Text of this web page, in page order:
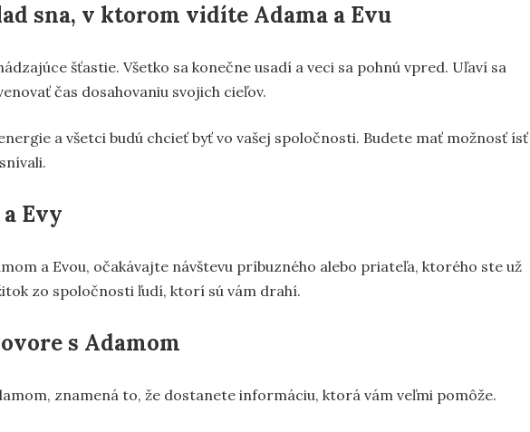
sna, v ktorom vidíte Adama a Evu
šťastie. Všetko sa konečne usadí a veci sa pohnú vpred. Uľaví sa
čas dosahovaniu svojich cieľov.
a všetci budú chcieť byť vo vašej spoločnosti. Budete mať možnosť ísť
Evy
a Evou, očakávajte návštevu príbuzného alebo priateľa, ktorého ste už
zo spoločnosti ľudí, ktorí sú vám drahí.
s Adamom
znamená to, že dostanete informáciu, ktorá vám veľmi pomôže.